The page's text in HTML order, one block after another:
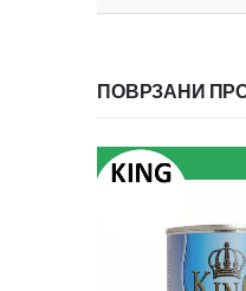
ПОВРЗАНИ